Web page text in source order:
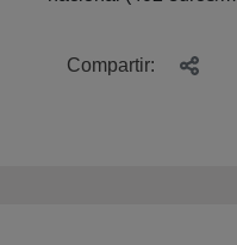
Compartir: